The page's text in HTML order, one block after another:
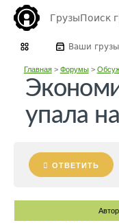
ГрузыПоиск
Ваши грузы
Главная> Форумы>
упала
ОТВЕТИТЬ
Автор